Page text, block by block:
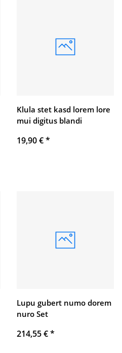
Klula stet kasd lorem lore
mui digitus blandi
19,90 €*
Lupu gubert numo dorem
nuro Set
214,55 €*